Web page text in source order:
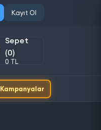
Kayıt Ol
Sepet
(0)
0 TL
Kampanyalar